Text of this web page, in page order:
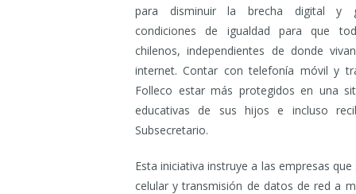
para disminuir la brecha digital y
condiciones de igualdad para que
chilenos, independientes de donde
internet. Contar con telefonía móvil y
Folleco estar más protegidos en una
educativas de sus hijos e incluso
Subsecretario.
Esta iniciativa instruye a las empresas
celular y transmisión de datos de red a